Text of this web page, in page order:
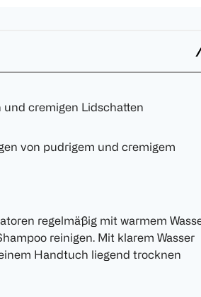
cremigen Lidschatten
von pudrigem und cremigem
regelmäßig mit warmem
reinigen. Mit klarem Wasser
Handtuch liegend trocknen